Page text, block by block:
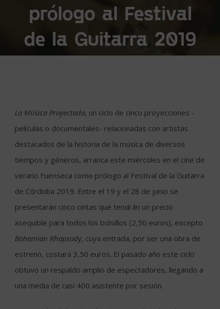
prólogo al Festival
de la Guitarra 2019
La Música Proyectada, un ciclo de cinco proyecciones -
películas o documentales- relacionadas con artistas
destacados de la historia de la música de diversos
tiempos y géneros, arranca este miércoles en el cine de
verano Fuenseca como prólogo al Festival de la Guitarra
de Córdoba 2019. Entre el 19 y el 28 de junio se
presentarán cinco cintas que tendrán un precio
asequible para todos los bolsillos (2,50 euros), excepto
Bohemian Rhapsody, cuya entrada, por ser una obra de
estreno, costará 3,50 euros. El pasado año este ciclo
obtuvo un respaldo amplio de espectadores, llegando a
una media de casi 400 asistente por sesión.